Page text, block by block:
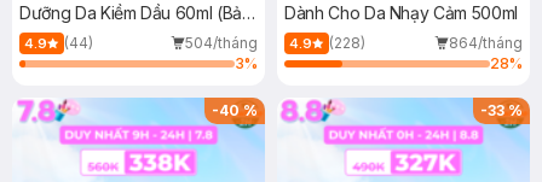
Dưỡng Da Kiềm Dầu 60ml (Bản
Mới)
4.9 (44)
504/tháng
3%
Dành Cho Da Nhạy Cảm 500ml
4.9 (228)
864/tháng
28%
-40% -33%